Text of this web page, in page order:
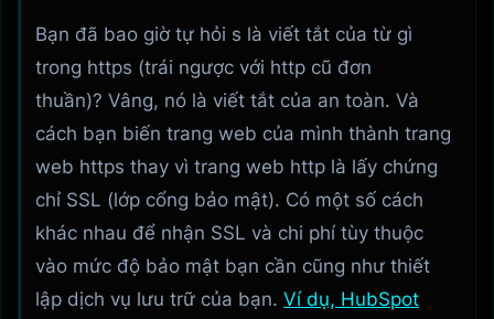
Bạn đã bao giờ tự hỏi s là viết tắt của từ gì
trong https (trái ngược với http cũ đơn
thuần)? Vâng, nó là viết tắt của an toàn. Và
cách bạn biến trang web của mình thành trang
web https thay vì trang web http là lấy chứng
chỉ SSL (lớp cổng bảo mật). Có một số cách
khác nhau để nhận SSL và chi phí tùy thuộc
vào mức độ bảo mật bạn cần cũng như thiết
lập dịch vụ lưu trữ của bạn. Ví dụ, HubSpot